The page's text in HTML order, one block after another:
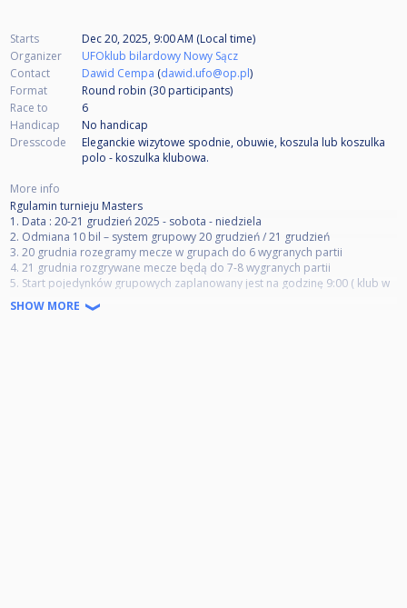
Starts
Dec 20, 2025, 9:00 AM (Local time)
Organizer
UFOklub bilardowy Nowy Sącz
Contact
Dawid Cempa (dawid.ufo@op.pl)
Format
Round robin (30 participants)
Race to
6
Handicap
No handicap
Dresscode
Eleganckie wizytowe spodnie, obuwie, koszula lub koszulka
polo - koszulka klubowa.
More info
Rgulamin turnieju Masters
1. Data : 20-21 grudzień 2025 - sobota - niedziela
2. Odmiana 10 bil – system grupowy 20 grudzień / 21 grudzień
3. 20 grudnia rozegramy mecze w grupach do 6 wygranych partii
4. 21 grudnia rozgrywane mecze będą do 7-8 wygranych partii
5. Start pojedynków grupowych zaplanowany jest na godzinę 9:00 ( klub w
dniach turniejowych będzie czynny dla zawodników od godz 8:30),
podczas trwania pojedynków przysługuje zawodnikom 1 przerwa 3 min)
SHOW MORE